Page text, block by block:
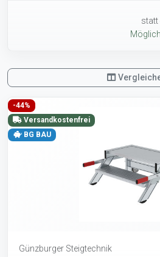
statt
-44%
Versandkostenfrei
BG BAU
Günzburger Steigtechnik